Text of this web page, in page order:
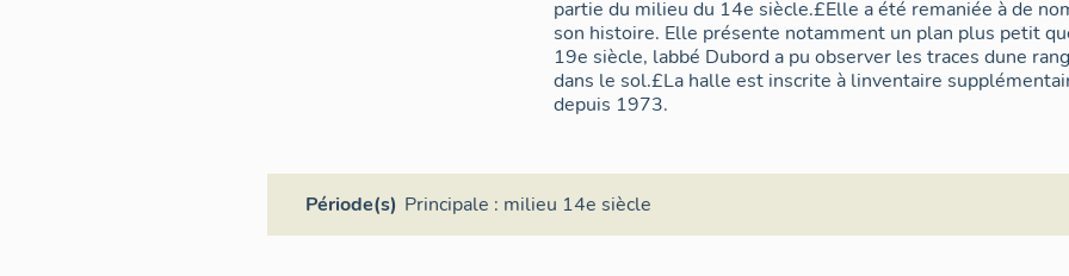
partie du milieu du 14e siècle.£Elle a été remaniée à de
son histoire. Elle présente notamment un plan plus petit
19e siècle, labbé Dubord a pu observer les traces dune
dans le sol.£La halle est inscrite à linventaire
depuis 1973.
Période(s) Principale : milieu 14e siècle